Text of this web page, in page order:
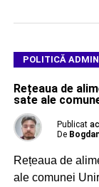
POLITICĂ
Rețeaua de
sate ale
Publicat
De
Rețeaua de
ale comunei